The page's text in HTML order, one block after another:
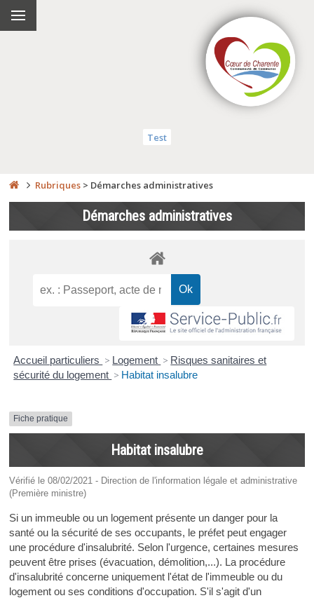
Test
Rubriques > Démarches administratives
Démarches administratives
Accueil particuliers > Logement > Risques sanitaires et
sécurité du logement > Habitat insalubre
Fiche pratique
Habitat insalubre
Vérifié le 08/02/2021 - Direction de l'information légale et administrative
(Première ministre)
Si un immeuble ou un logement présente un danger pour la
santé ou la sécurité de ses occupants, le préfet peut engager
une procédure d'insalubrité. Selon l'urgence, certaines mesures
peuvent être prises (évacuation, démolition,...). La procédure
d'insalubrité concerne uniquement l'état de l'immeuble ou du
logement ou ses conditions d'occupation. S'il s'agit d'un